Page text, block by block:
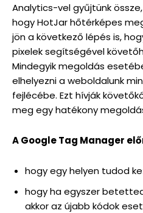
Analytics-vel gyűjtünk
hogy HotJar hőtérképes
jön a következő lépés is,
pixelek segítségével
Mindegyik megoldás
elhelyezni a weboldalunk
fejlécébe. Ezt hívják
meg egy hatékony
A Google Tag Manager
hogy egy helyen tudod
hogy ha egyszer
akkor az újabb kódok